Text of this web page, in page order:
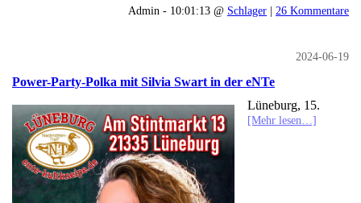
Admin - 10:01:13 @ Schlager | 26 Kommentare
2024-06-19
Power-Party-Polka mit Silvia Swart in der eNTe
Lüneburg, 15.
[Mehr lesen…]